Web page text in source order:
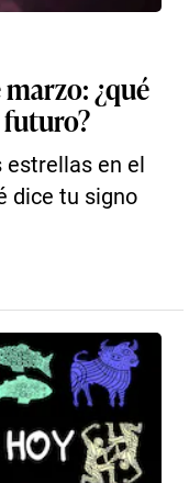
¿qué
futuro?
en el
dice tu signo